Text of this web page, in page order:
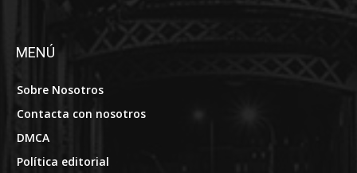
MENÚ
Sobre Nosotros
Contacta con nosotros
DMCA
Política editorial